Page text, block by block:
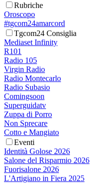
Rubriche
Oroscopo
#tgcom24amarcord
Tgcom24 Consiglia
Mediaset Infinity
R101
Radio 105
Virgin Radio
Radio Montecarlo
Radio Subasio
Comingsoon
Superguidatv
Zuppa di Porro
Non Sprecare
Cotto e Mangiato
Eventi
Identità Golose 2026
Salone del Risparmio 2026
Fuorisalone 2026
L'Artigiano in Fiera 2025